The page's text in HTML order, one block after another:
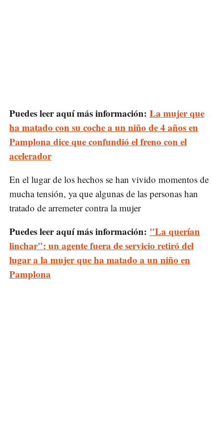
Puedes leer aquí más información: La mujer que
ha matado con su coche a un niño de 4 años en
Pamplona dice que confundió el freno con el
acelerador
En el lugar de los hechos se han vivido momentos de
mucha tensión, ya que algunas de las personas han
tratado de arremeter contra la mujer
Puedes leer aquí más información: "La querían
linchar": un agente fuera de servicio retiró del
lugar a la mujer que ha matado a un niño en
Pamplona